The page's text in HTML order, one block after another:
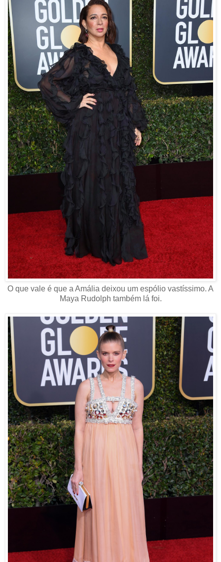
O que vale é que a Amália deixou um espólio vastíssimo. A
Maya Rudolph também lá foi.